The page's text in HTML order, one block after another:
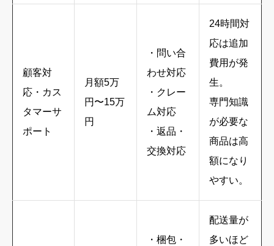
顧客対
応・カス
タマーサ
ポート
月額5万
円〜15万
円
・問い合
わせ対応
・クレー
ム対応
・返品・
交換対応
24時間対
応は追加
費用が発
生。
専門知識
が必要な
商品は高
額になり
やすい。
・梱包・
配送量が
多いほど